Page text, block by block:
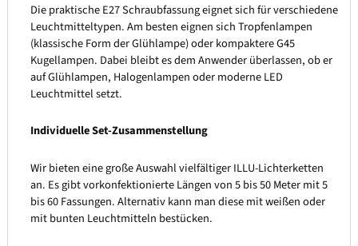
Die praktische E27 Schraubfassung eignet sich für verschiedene
Leuchtmitteltypen. Am besten eignen sich Tropfenlampen
(klassische Form der Glühlampe) oder kompaktere G45
Kugellampen. Dabei bleibt es dem Anwender überlassen, ob er
auf Glühlampen, Halogenlampen oder moderne LED
Leuchtmittel setzt.
Individuelle Set-Zusammenstellung
Wir bieten eine große Auswahl vielfältiger ILLU-Lichterketten
an. Es gibt vorkonfektionierte Längen von 5 bis 50 Meter mit 5
bis 60 Fassungen. Alternativ kann man diese mit weißen oder
mit bunten Leuchtmitteln bestücken.